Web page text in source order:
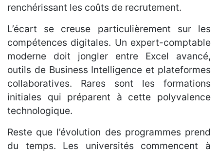
renchérissant les coûts de recrutement.
L’écart se creuse particulièrement sur les
compétences digitales. Un expert-comptable
moderne doit jongler entre Excel avancé,
outils de Business Intelligence et plateformes
collaboratives. Rares sont les formations
initiales qui préparent à cette polyvalence
technologique.
Reste que l’évolution des programmes prend
du temps. Les universités commencent à